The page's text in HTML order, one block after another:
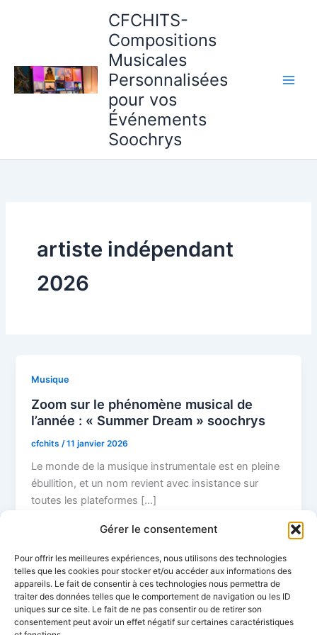
Gérer le consentement
Pour offrir les meilleures expériences, nous utilisons des technologies
telles que les cookies pour stocker et/ou accéder aux informations des
appareils. Le fait de consentir à ces technologies nous permettra de
traiter des données telles que le comportement de navigation ou les ID
uniques sur ce site. Le fait de ne pas consentir ou de retirer son
consentement peut avoir un effet négatif sur certaines caractéristiques
CFCHITS-
Compositions
Musicales
Personnalisées
pour vos
Événements
Soochrys
artiste indépendant
2026
Musique
Zoom sur le phénomène musical de
l’année : « Summer Dream » soochrys
cfchits /11 janvier 2026
Le monde de la musique instrumentale est en pleine
ébullition, et un nom revient avec insistance sur
toutes les plateformes […]
a
c
e
b
Pi
nt
er
e
st
X Li
n
k
e
dI
M
a
st
o
d
W
h
at
s
A
o
g
g
er
o
p
y
Li
E
m
ai
P
ar
ta